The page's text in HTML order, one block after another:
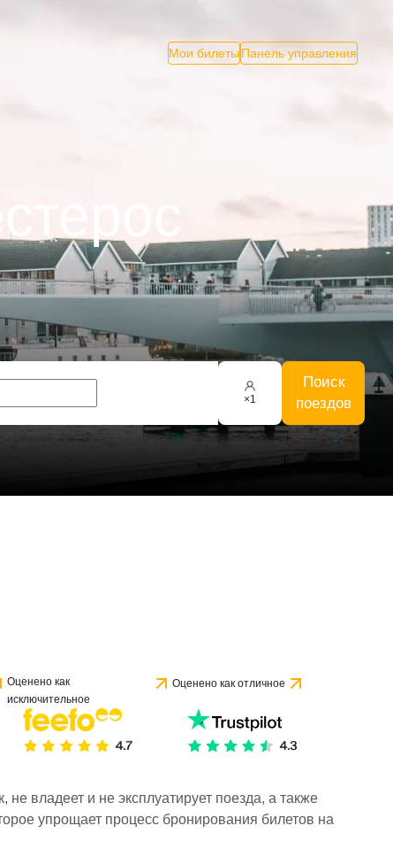
Мои билеты Панель управления
×1
Поиск
поездов
Оценено как
исключительное
Оценено как отличное
владеет и не эксплуатирует поезда, а также
упрощает процесс бронирования билетов на